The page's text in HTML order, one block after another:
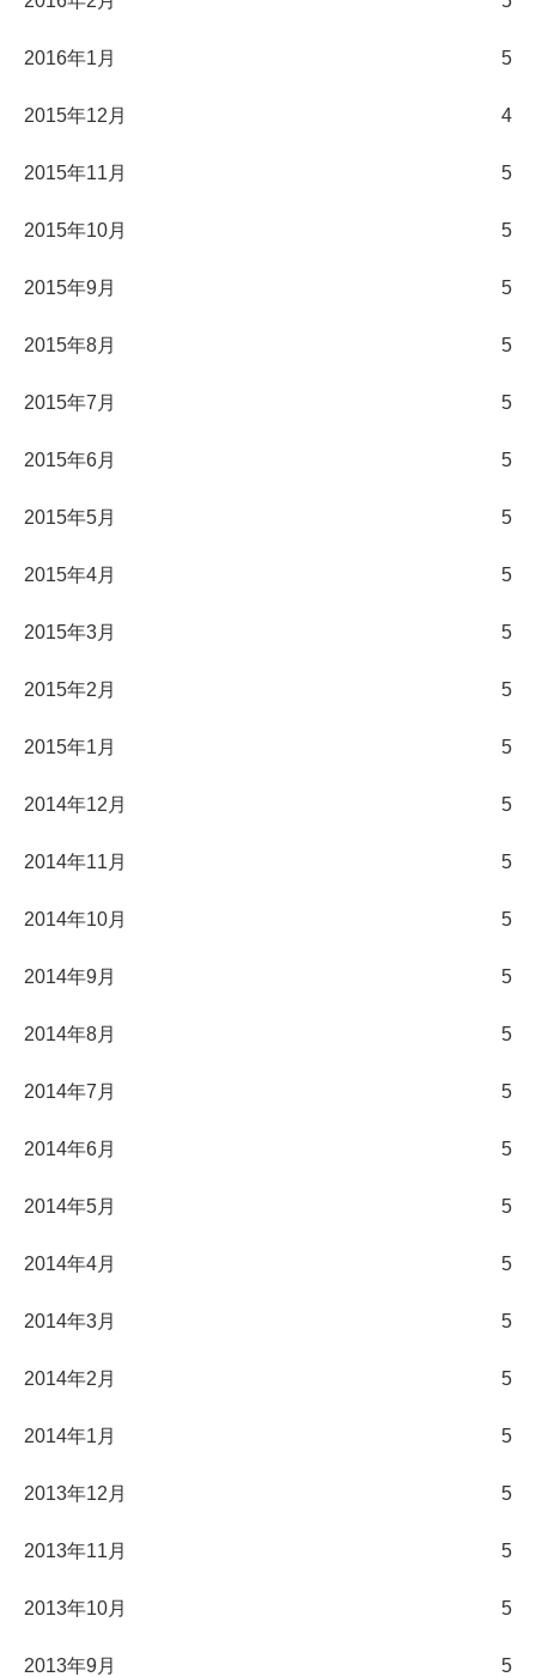
2016年1月 5
2015年12月 4
2015年11月 5
2015年10月 5
2015年9月 5
2015年8月 5
2015年7月 5
2015年6月 5
2015年5月 5
2015年4月 5
2015年3月 5
2015年2月 5
2015年1月 5
2014年12月 5
2014年11月 5
2014年10月 5
2014年9月 5
2014年8月 5
2014年7月 5
2014年6月 5
2014年5月 5
2014年4月 5
2014年3月 5
2014年2月 5
2014年1月 5
2013年12月 5
2013年11月 5
2013年10月 5
2013年9月 5